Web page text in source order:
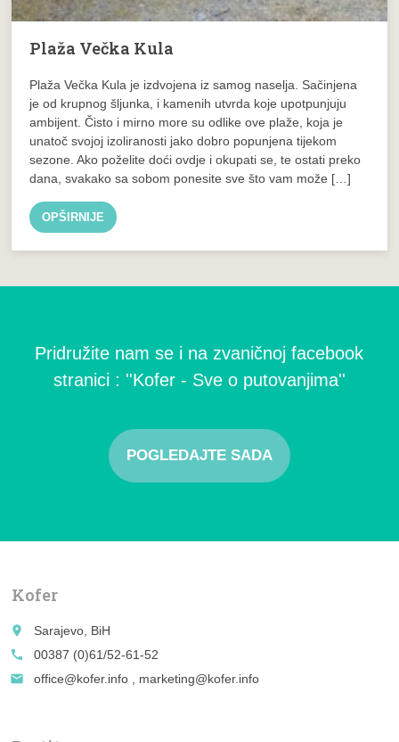
Plaža Večka Kula
Plaža Večka Kula je izdvojena iz samog naselja. Sačinjena
je od krupnog šljunka, i kamenih utvrda koje upotpunjuju
ambijent. Čisto i mirno more su odlike ove plaže, koja je
unatoč svojoj izoliranosti jako dobro popunjena tijekom
sezone. Ako poželite doći ovdje i okupati se, te ostati preko
dana, svakako sa sobom ponesite sve što vam može […]
OPŠIRNIJE
Pridružite nam se i na zvaničnoj facebook
stranici : ''Kofer - Sve o putovanjima''
POGLEDAJTE SADA
Kofer
place
Sarajevo, BiH
call
00387 (0)61/52-61-52
email
office@kofer.info , marketing@kofer.info